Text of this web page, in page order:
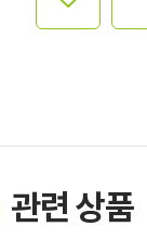
관련 상품